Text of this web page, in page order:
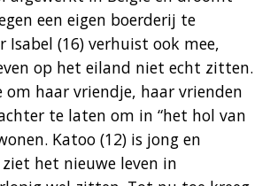
een eigen boerderij te
Isabel (16) verhuist ook mee,
op het eiland niet echt zitten.
om haar vriendje, haar vrienden
te laten om in “het hol van
Katoo (12) is jong en
het nieuwe leven in